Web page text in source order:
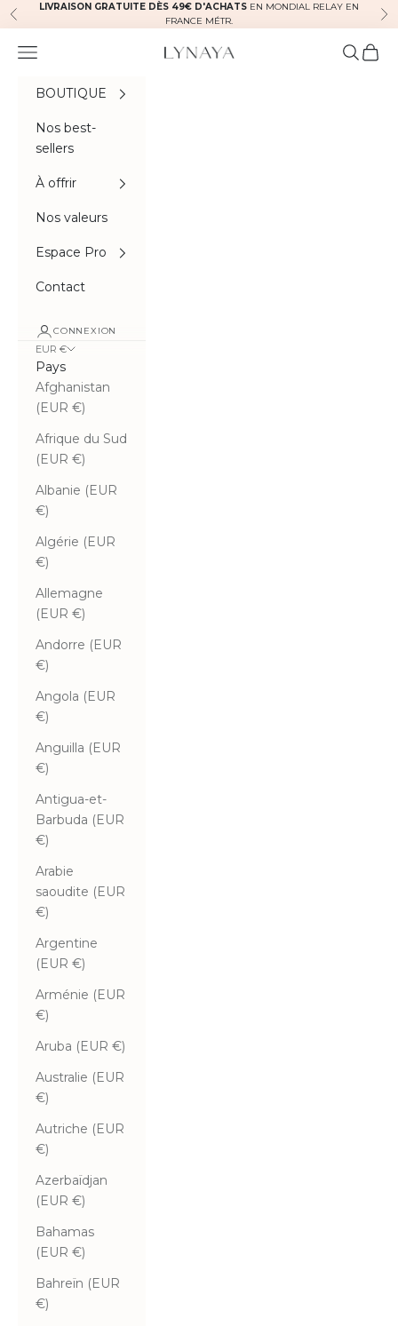
Passer au contenu
Précédent
LIVRAISON GRATUITE DÈS 49€ D'ACHATS EN MONDIAL RELAY EN
FRANCE MÉTR.
Lynaya naturals
Menu
BOUTIQUE
Nos best-
sellers
À offrir
Nos valeurs
Espace Pro
Contact
CONNEXION
EUR €
Pays
Afghanistan
(EUR €)
Afrique du Sud
(EUR €)
Albanie (EUR
€)
Algérie (EUR
€)
Allemagne
(EUR €)
Andorre (EUR
€)
Angola (EUR
€)
Anguilla (EUR
€)
Antigua-et-
Barbuda (EUR
€)
Arabie
saoudite (EUR
€)
Argentine
(EUR €)
Arménie (EUR
€)
Aruba (EUR €)
Australie (EUR
€)
Autriche (EUR
€)
Azerbaïdjan
(EUR €)
Bahamas
(EUR €)
Bahreïn (EUR
€)